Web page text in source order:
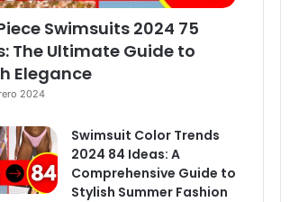
Swimsuits 2024 75
The Ultimate Guide to
Elegance
2024
Swimsuit Color Trends
2024 84 Ideas: A
Comprehensive Guide to
Stylish Summer Fashion